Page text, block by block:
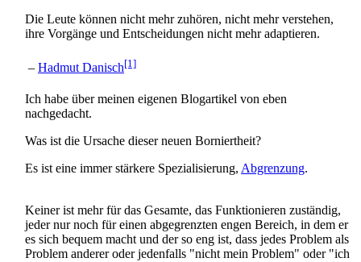
Die Leute können nicht mehr zuhören, nicht mehr verstehen,
ihre Vorgänge und Entscheidungen nicht mehr adaptieren.
– Hadmut Danisch[1]
Ich habe über meinen eigenen Blogartikel von eben
nachgedacht.
Was ist die Ursache dieser neuen Borniertheit?
Es ist eine immer stärkere Spezialisierung, Abgrenzung.
Keiner ist mehr für das Gesamte, das Funktionieren zuständig,
jeder nur noch für einen abgegrenzten engen Bereich, in dem er
es sich bequem macht und der so eng ist, dass jedes Problem als
Problem anderer oder jedenfalls "nicht mein Problem" oder "ich